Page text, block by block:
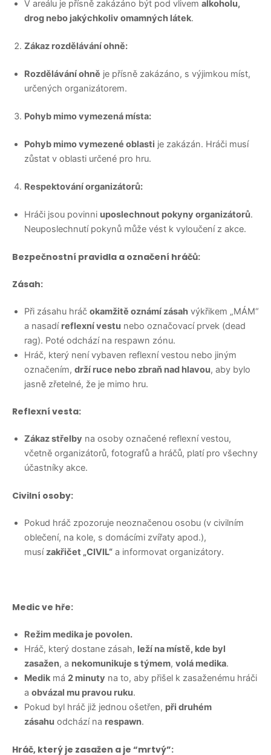
V areálu je přísně zakázáno být pod vlivem alkoholu,
drog nebo jakýchkoliv omamných látek.
Zákaz rozdělávání ohně:
Rozdělávání ohně je přísně zakázáno, s výjimkou míst,
určených organizátorem.
Pohyb mimo vymezená místa:
Pohyb mimo vymezené oblasti je zakázán. Hráči musí
zůstat v oblasti určené pro hru.
Respektování organizátorů:
Hráči jsou povinni uposlechnout pokyny organizátorů.
Neuposlechnutí pokynů může vést k vyloučení z akce.
Bezpečnostní pravidla a označení hráčů:
Zásah:
Při zásahu hráč okamžitě oznámí zásah výkřikem „MÁM“
a nasadí reflexní vestu nebo označovací prvek (dead
rag). Poté odchází na respawn zónu.
Hráč, který není vybaven reflexní vestou nebo jiným
označením, drží ruce nebo zbraň nad hlavou, aby bylo
jasně zřetelné, že je mimo hru.
Reflexní vesta:
Zákaz střelby na osoby označené reflexní vestou,
včetně organizátorů, fotografů a hráčů, platí pro všechny
účastníky akce.
Civilní osoby:
Pokud hráč zpozoruje neoznačenou osobu (v civilním
oblečení, na kole, s domácími zvířaty apod.),
musízakřičet „CIVIL“ a informovat organizátory.
Medic ve hře:
Režim medika je povolen.
Hráč, který dostane zásah, leží na místě, kde byl
zasažen, a nekomunikuje s týmem, volá medika.
Medik má 2 minuty na to, aby přišel k zasaženému hráči
a obvázal mu pravou ruku.
Pokud byl hráč již jednou ošetřen, při druhém
zásahu odchází na respawn.
Hráč, který je zasažen a je “mrtvý”: